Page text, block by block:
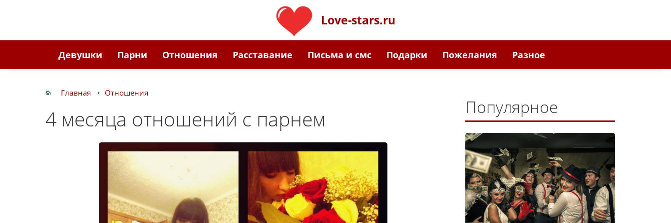
Love-stars.ru
Девушки Парни Отношения Расставание Письма и смс Подарки Пожелания Разное
Главная Отношения
4 месяца отношений с парнем Популярное